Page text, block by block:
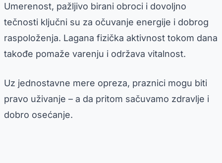
Umerenost, pažljivo birani obroci i dovoljno
tečnosti ključni su za očuvanje energije i dobrog
raspoloženja. Lagana fizička aktivnost tokom dana
takođe pomaže varenju i održava vitalnost.
Uz jednostavne mere opreza, praznici mogu biti
pravo uživanje – a da pritom sačuvamo zdravlje i
dobro osećanje.